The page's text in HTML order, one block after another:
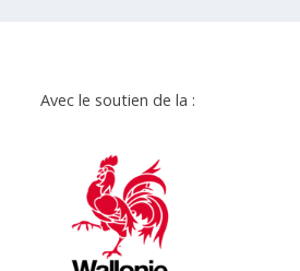
Avec le soutien de la :